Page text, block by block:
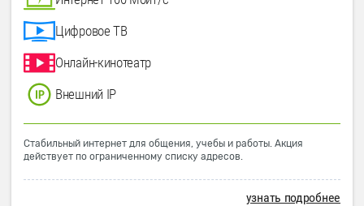
Цифровое ТВ
Онлайн-кинотеатр
Внешний IP
Стабильный интернет для общения, учебы и работы. Акция
действует по ограниченному списку адресов.
узнать подробнее